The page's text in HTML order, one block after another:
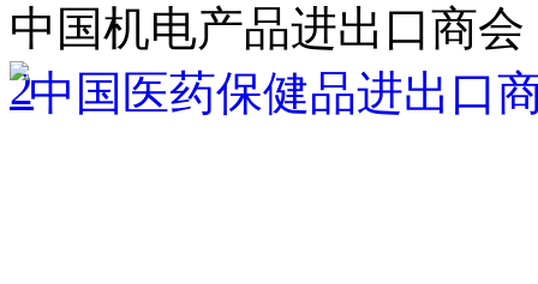
中国机电产品进出口商会
2